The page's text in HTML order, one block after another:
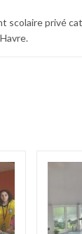
scolaire privé